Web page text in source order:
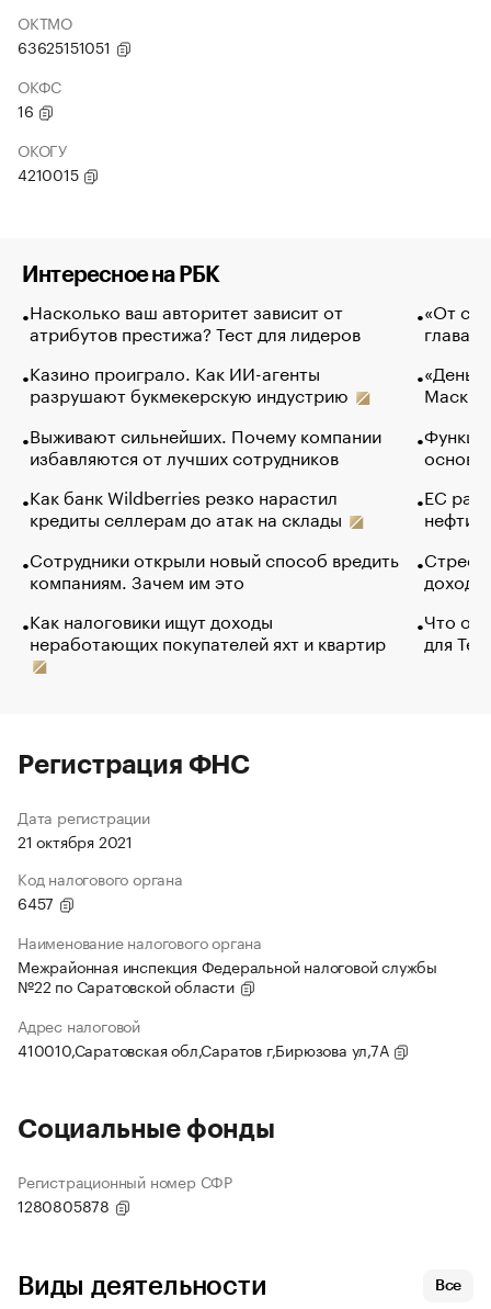
ОКТМО
63625151051
ОКФС
16
ОКОГУ
4210015
Интересное на РБК
Насколько ваш авторитет зависит от
атрибутов престижа? Тест для лидеров
Казино проиграло. Как ИИ-агенты
разрушают букмекерскую индустрию
Выживают сильнейших. Почему компании
избавляются от лучших сотрудников
Как банк Wildberries резко нарастил
кредиты селлерам до атак на склады
Сотрудники открыли новый способ вредить
компаниям. Зачем им это
Как налоговики ищут доходы
неработающих покупателей яхт и квартир
«От
глава
Маск в
основ
ЕС
нефти
Что
для
Регистрация ФНС
Дата регистрации
21 октября 2021
Код налогового органа
6457
Наименование налогового органа
Межрайонная инспекция Федеральной налоговой службы
№22 по Саратовской области
Адрес налоговой
410010,Саратовская обл,Саратов г,Бирюзова ул,7А
Социальные фонды
Регистрационный номер СФР
1280805878
Виды деятельности Все